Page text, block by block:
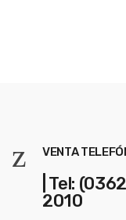
VENTA
| Tel:
2010